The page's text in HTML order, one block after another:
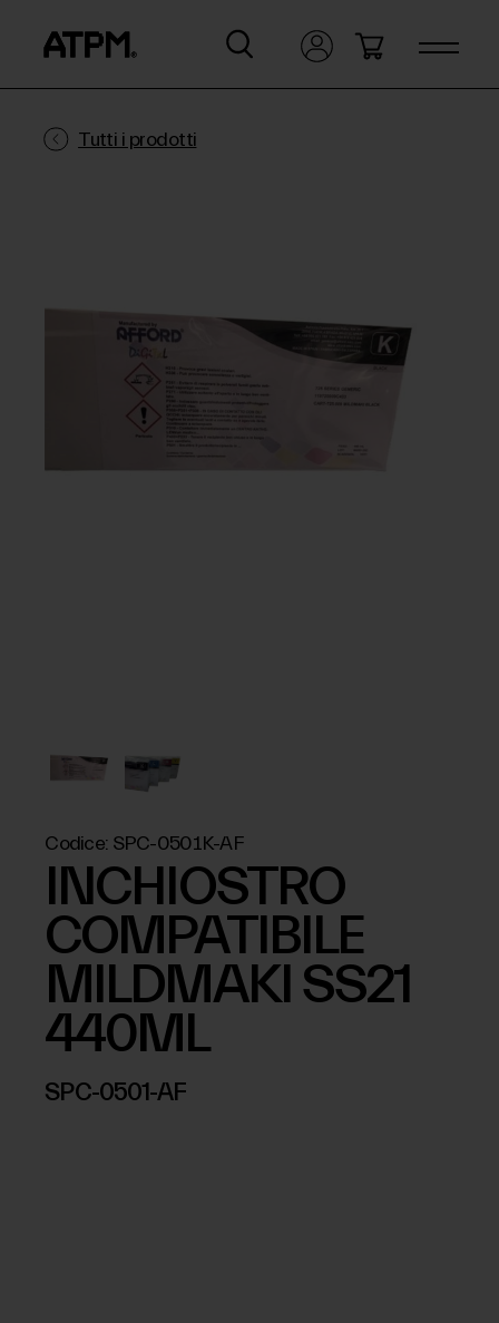
Tutti i prodotti
Codice: SPC-0501K-AF
INCHIOSTRO
COMPATIBILE
MILDMAKI SS21
440ML
SPC-0501-AF